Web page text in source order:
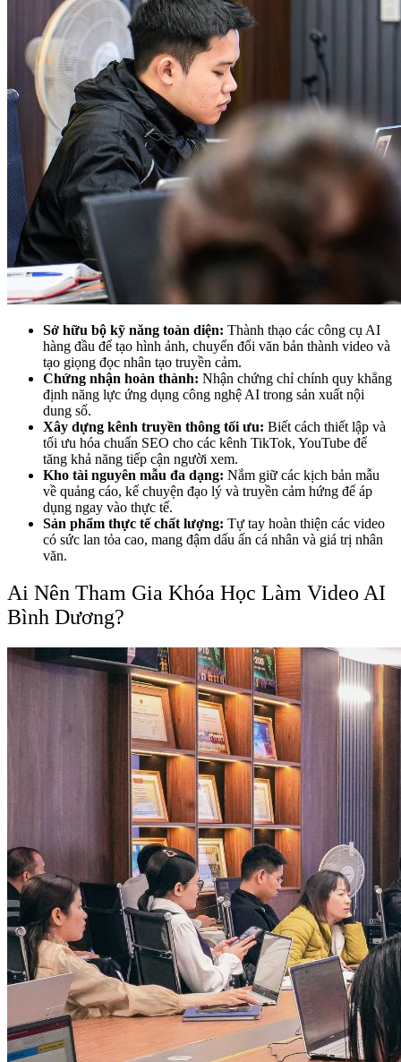
Sở hữu bộ kỹ năng toàn diện: Thành thạo các công cụ AI
hàng đầu để tạo hình ảnh, chuyển đổi văn bản thành video và
tạo giọng đọc nhân tạo truyền cảm.
Chứng nhận hoàn thành: Nhận chứng chỉ chính quy khẳng
định năng lực ứng dụng công nghệ AI trong sản xuất nội
dung số.
Xây dựng kênh truyền thông tối ưu: Biết cách thiết lập và
tối ưu hóa chuẩn SEO cho các kênh TikTok, YouTube để
tăng khả năng tiếp cận người xem.
Kho tài nguyên mẫu đa dạng: Nắm giữ các kịch bản mẫu
về quảng cáo, kể chuyện đạo lý và truyền cảm hứng để áp
dụng ngay vào thực tế.
Sản phẩm thực tế chất lượng: Tự tay hoàn thiện các video
có sức lan tỏa cao, mang đậm dấu ấn cá nhân và giá trị nhân
văn.
Ai Nên Tham Gia Khóa Học Làm Video AI
Bình Dương?